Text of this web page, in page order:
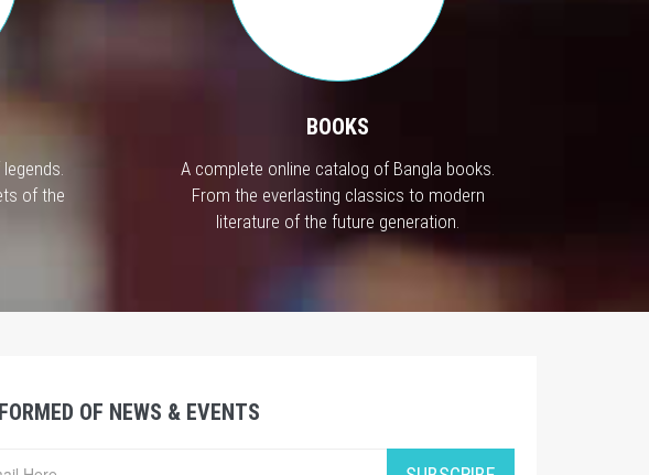
of the
BOOKS
A complete online catalog of Bangla books.
From the everlasting classics to modern
literature of the future generation.
OF NEWS & EVENTS